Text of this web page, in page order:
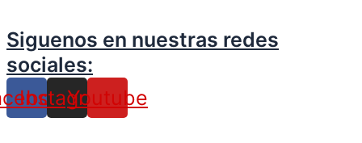
Siguenos en nuestras redes
sociales:
Instagram
Youtube